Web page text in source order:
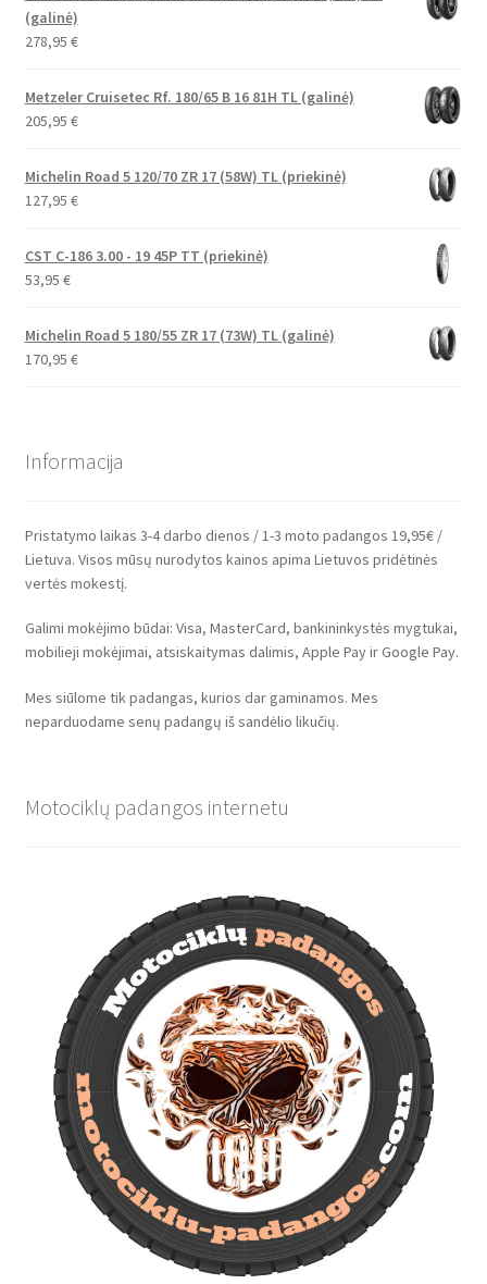
(galinė)
278,95 €
Metzeler Cruisetec Rf. 180/65 B 16 81H TL (galinė)
205,95 €
Michelin Road 5 120/70 ZR 17 (58W) TL (priekinė)
127,95 €
CST C-186 3.00 - 19 45P TT (priekinė)
53,95 €
Michelin Road 5 180/55 ZR 17 (73W) TL (galinė)
170,95 €
Informacija
Pristatymo laikas 3-4 darbo dienos / 1-3 moto padangos 19,95€ /
Lietuva. Visos mūsų nurodytos kainos apima Lietuvos pridėtinės
vertės mokestį.
Galimi mokėjimo būdai: Visa, MasterCard, bankininkystės mygtukai,
mobilieji mokėjimai, atsiskaitymas dalimis, Apple Pay ir Google Pay.
Mes siūlome tik padangas, kurios dar gaminamos. Mes
neparduodame senų padangų iš sandėlio likučių.
Motociklų padangos internetu